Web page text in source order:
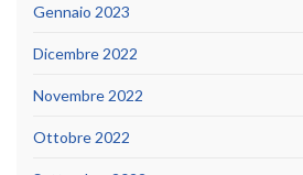
Gennaio 2023
Dicembre 2022
Novembre 2022
Ottobre 2022